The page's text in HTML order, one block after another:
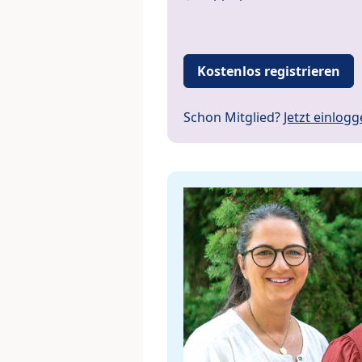
Kostenlos registrieren
Schon Mitglied? Jetzt